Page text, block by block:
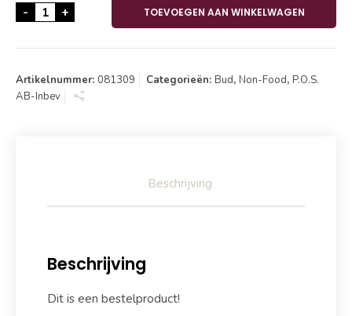
- BUD 1.5 l Pitcher Glas aantal
+ TOEVOEGEN AAN WINKELWAGEN
Artikelnummer: 081309 Categorieën: Bud, Non-Food, P.O.S.
AB-Inbev
Beschrijving
Beschrijving
Dit is een bestelproduct!